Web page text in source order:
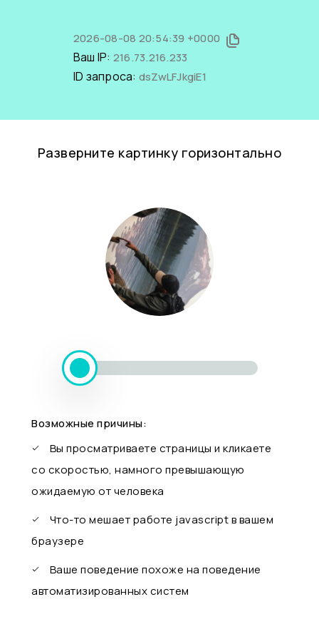
2026-08-08 20:54:39 +0000
Ваш IP: 216.73.216.233
ID запроса: dsZwLFJkgiE1
Разверните картинку горизонтально
Возможные причины:
Вы просматриваете страницы и кликаете
со скоростью, намного превышающую
ожидаемую от человека
Что-то мешает работе javascript в вашем
браузере
Ваше поведение похоже на поведение
автоматизированных систем